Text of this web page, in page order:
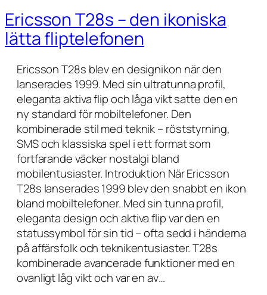
Ericsson T28s – den ikoniska
lätta fliptelefonen
Ericsson T28s blev en designikon när den
lanserades 1999. Med sin ultratunna profil,
eleganta aktiva flip och låga vikt satte den en
ny standard för mobiltelefoner. Den
kombinerade stil med teknik – röststyrning,
SMS och klassiska spel i ett format som
fortfarande väcker nostalgi bland
mobilentusiaster. Introduktion När Ericsson
T28s lanserades 1999 blev den snabbt en ikon
bland mobiltelefoner. Med sin tunna profil,
eleganta design och aktiva flip var den en
statussymbol för sin tid – ofta sedd i händerna
på affärsfolk och teknikentusiaster. T28s
kombinerade avancerade funktioner med en
ovanligt låg vikt och var en av…